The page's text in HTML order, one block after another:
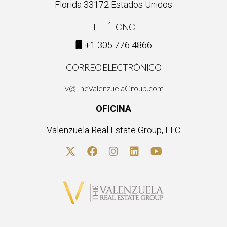
Florida 33172 Estados Unidos
TELÉFONO
+1 305 776 4866
CORREO ELECTRÓNICO
iv@TheValenzuelaGroup.com
OFICINA
Valenzuela Real Estate Group, LLC